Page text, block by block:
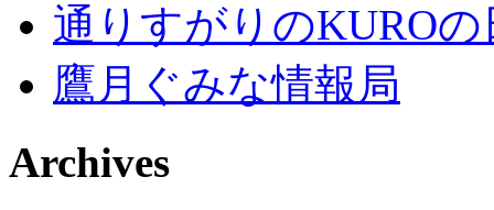
通りすがりのKURO
鷹月ぐみな情報局
Archives